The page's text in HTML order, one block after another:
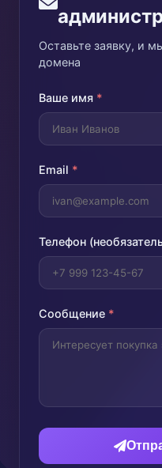
Оставьте заявку, и
домена
Ваше имя *
Email *
Телефон
Сообщение *